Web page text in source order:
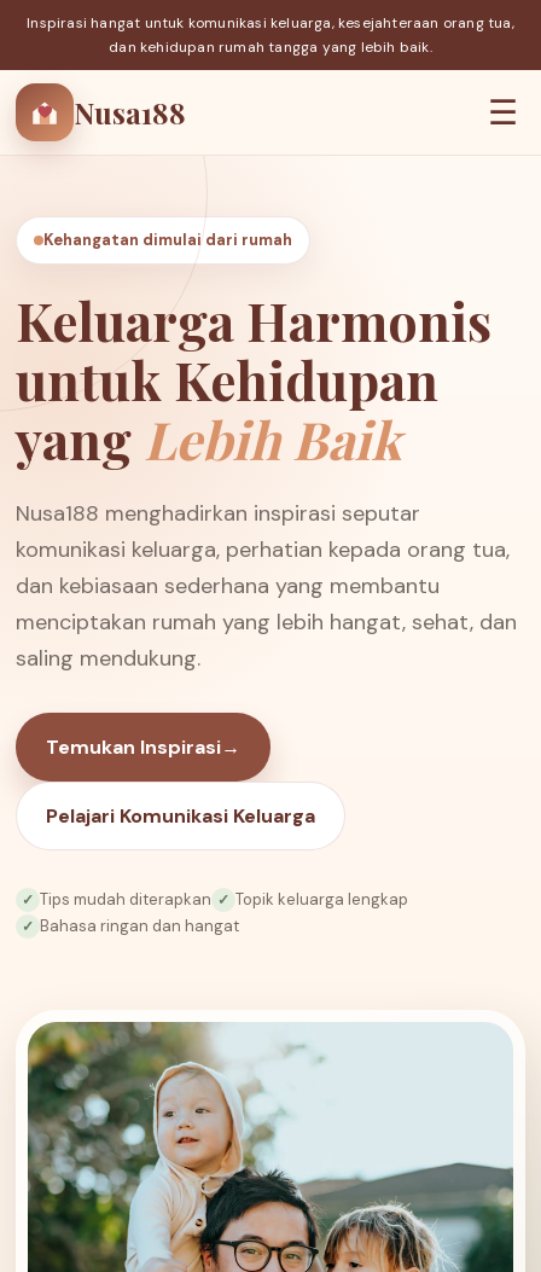
Inspirasi hangat untuk komunikasi keluarga, kesejahteraan orang tua,
dan kehidupan rumah tangga yang lebih baik.
Nusa188 ☰
Kehangatan dimulai dari rumah
Keluarga Harmonis
untuk Kehidupan
yang Lebih Baik
Nusa188 menghadirkan inspirasi seputar
komunikasi keluarga, perhatian kepada orang tua,
dan kebiasaan sederhana yang membantu
menciptakan rumah yang lebih hangat, sehat, dan
saling mendukung.
Temukan Inspirasi→
Pelajari Komunikasi Keluarga
✓ Tips mudah diterapkan ✓ Topik keluarga lengkap
✓ Bahasa ringan dan hangat